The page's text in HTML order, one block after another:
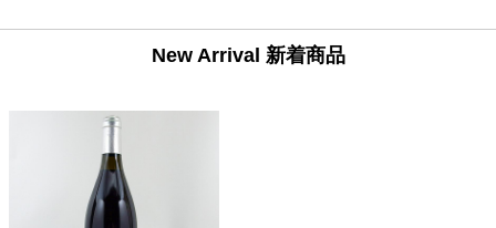
New Arrival 新着商品